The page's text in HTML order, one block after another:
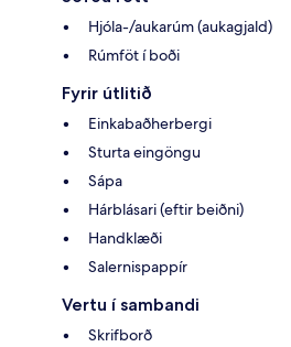
Hjóla-/aukarúm (aukagjald)
Rúmföt í boði
Fyrir útlitið
Einkabaðherbergi
Sturta eingöngu
Sápa
Hárblásari (eftir beiðni)
Handklæði
Salernispappír
Vertu í sambandi
Skrifborð